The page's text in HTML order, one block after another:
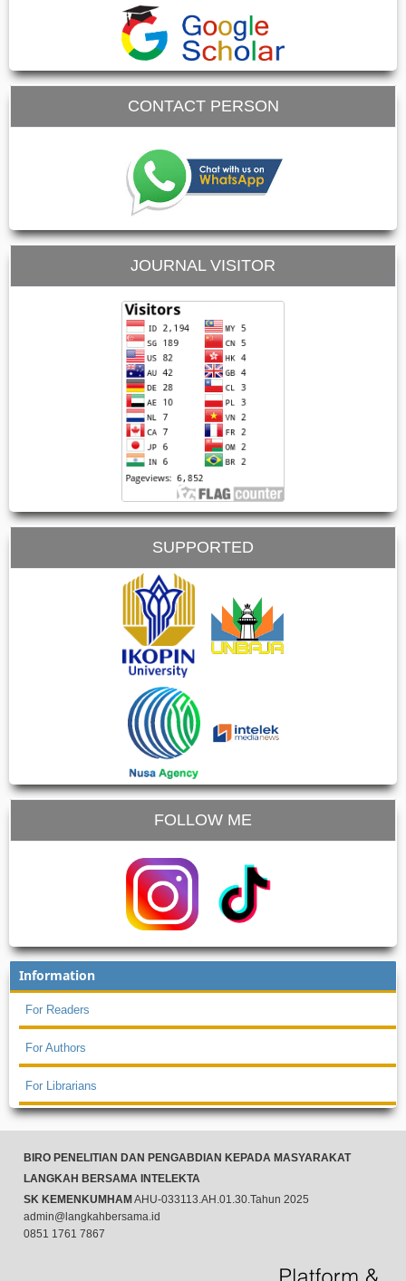
CONTACT PERSON
JOURNAL VISITOR
SUPPORTED
FOLLOW ME
Information
For Readers
For Authors
For Librarians
BIRO PENELITIAN DAN PENGABDIAN KEPADA MASYARAKAT
LANGKAH BERSAMA INTELEKTA
SK KEMENKUMHAM AHU-033113.AH.01.30.Tahun 2025
admin@langkahbersama.id
0851 1761 7867